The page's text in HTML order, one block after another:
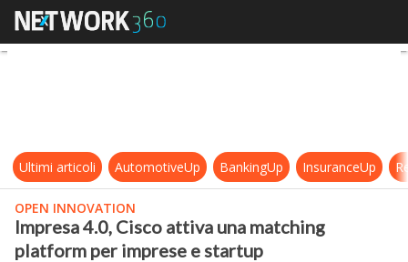
Impresa 4.0, Cisco attiva una
Ultimi articoli AutomotiveUp BankingUp InsuranceUp
OPEN INNOVATION
Impresa 4.0, Cisco attiva una matching
platform per imprese e startup